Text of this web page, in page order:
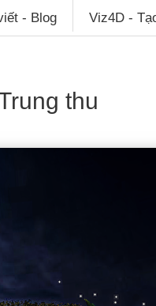
- Blog Viz4D -
thu